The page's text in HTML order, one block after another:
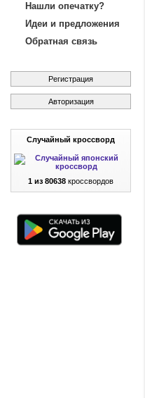
Нашли опечатку?
Идеи и предложения
Обратная связь
Регистрация
Авторизация
Случайный кроссворд
1 из 80638 кроссвордов